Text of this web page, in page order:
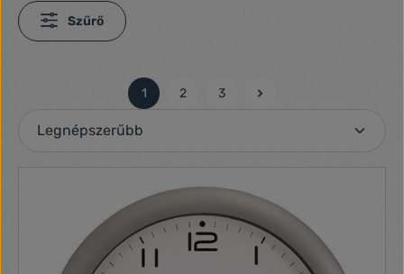
Szűrő
Oldal
1
Oldal
2
Oldal
3